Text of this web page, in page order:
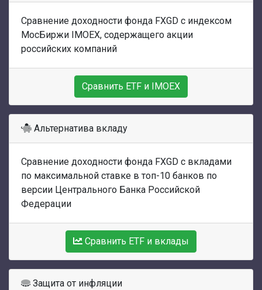
Сравнение доходности фонда FXGD с индексом
МосБиржи IMOEX, содержащего акции
российских компаний
Сравнить ETF и IMOEX
Альтернатива вкладу
Сравнение доходности фонда FXGD с вкладами
по максимальной ставке в топ-10 банков по
версии Центрального Банка Российской
Федерации
Сравнить ETF и вклады
Защита от инфляции